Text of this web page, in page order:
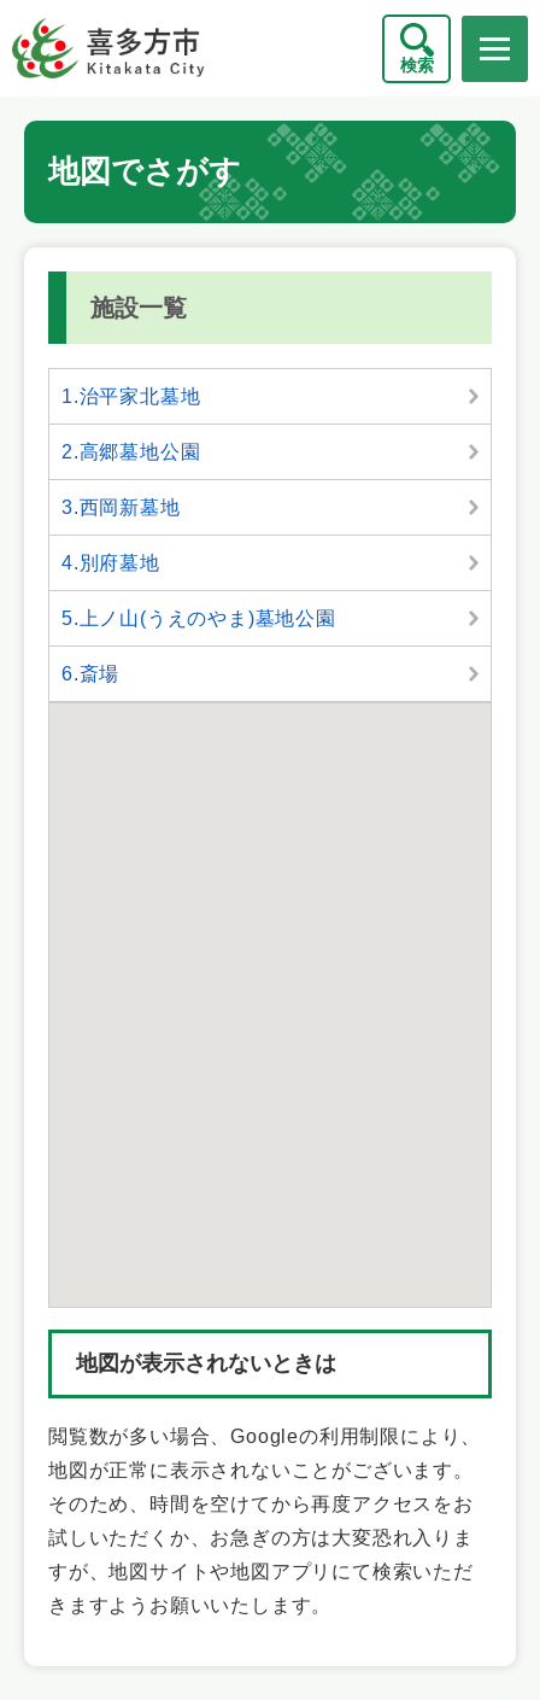
ー
ジ
検索
本
地図でさがす
施設一覧
1.治平家北墓地
2.高郷墓地公園
3.西岡新墓地
4.別府墓地
5.上ノ山(うえのやま)墓地公園
6.斎場
地図が表示されないときは
閲覧数が多い場合、Googleの利用制限により、
地図が正常に表示されないことがございます。
そのため、時間を空けてから再度アクセスをお
試しいただくか、お急ぎの方は大変恐れ入りま
すが、地図サイトや地図アプリにて検索いただ
きますようお願いいたします。